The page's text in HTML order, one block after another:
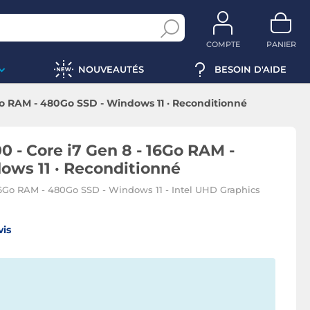
COMPTE PANIER
NOUVEAUTÉS BESOIN D'AIDE
- 480Go SSD - Windows 11 · Reconditionné
- Core i7 Gen 8 - 16Go RAM -
11 · Reconditionné
RAM - 480Go SSD - Windows 11 - Intel UHD Graphics